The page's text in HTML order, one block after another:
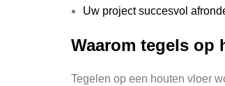
Uw project succesvol
Waarom tegels op
Tegelen op een houten vloer